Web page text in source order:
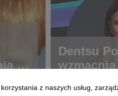
o
Dentsu
z naszych usług,